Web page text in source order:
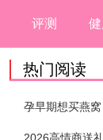
评测
热门阅读